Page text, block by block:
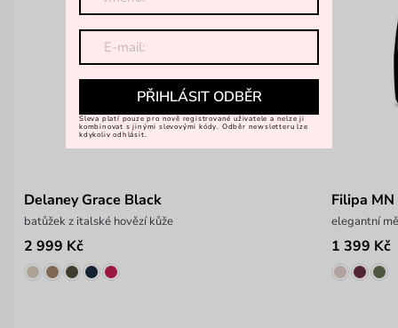
Delaney Grace Black
batůžek z italské hovězí kůže
2 999 Kč
Filipa
elegantní
1 399 Kč
PŘIHLÁSIT ODBĚR
Sleva platí pouze pro nově registrované uživatele a nelze ji
kombinovat s jinými slevovými kódy. Odběr newsletteru lze
kdykoliv odhlásit.